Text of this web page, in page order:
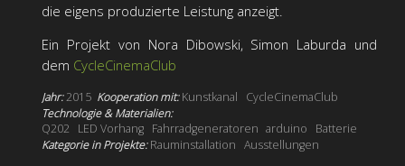
die eigens produzierte Leistung anzeigt.
Ein Projekt von Nora Dibowski, Simon Laburda und
dem CycleCinemaClub
Jahr:2015 Kooperation mit:Kunstkanal
CycleCinemaClub
Technologie & Materialien:
Q202
LED Vorhang Fahrradgeneratoren arduino
Batterie
Kategorie in Projekte:Rauminstallation Ausstellungen